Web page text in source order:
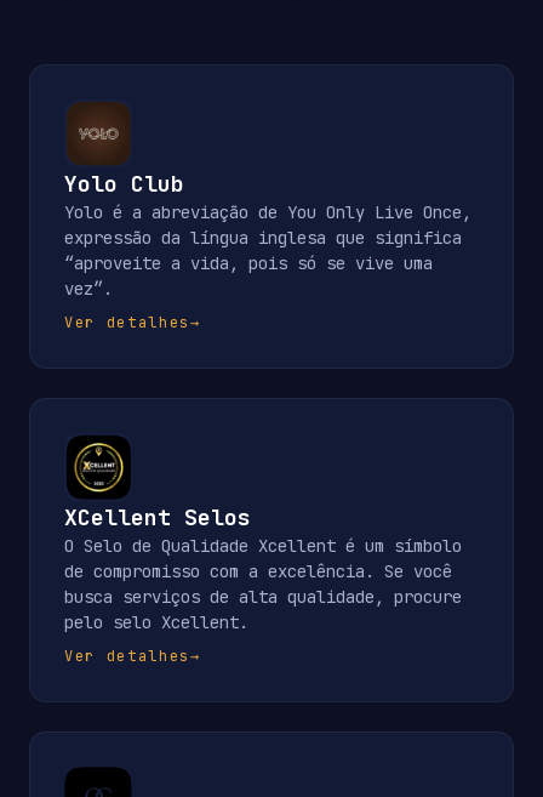
Yolo Club
Yolo é a abreviação de You Only Live Once,
expressão da língua inglesa que significa
“aproveite a vida, pois só se vive uma
vez”.
Ver detalhes→
XCellent Selos
O Selo de Qualidade Xcellent é um símbolo
de compromisso com a excelência. Se você
busca serviços de alta qualidade, procure
pelo selo Xcellent.
Ver detalhes→